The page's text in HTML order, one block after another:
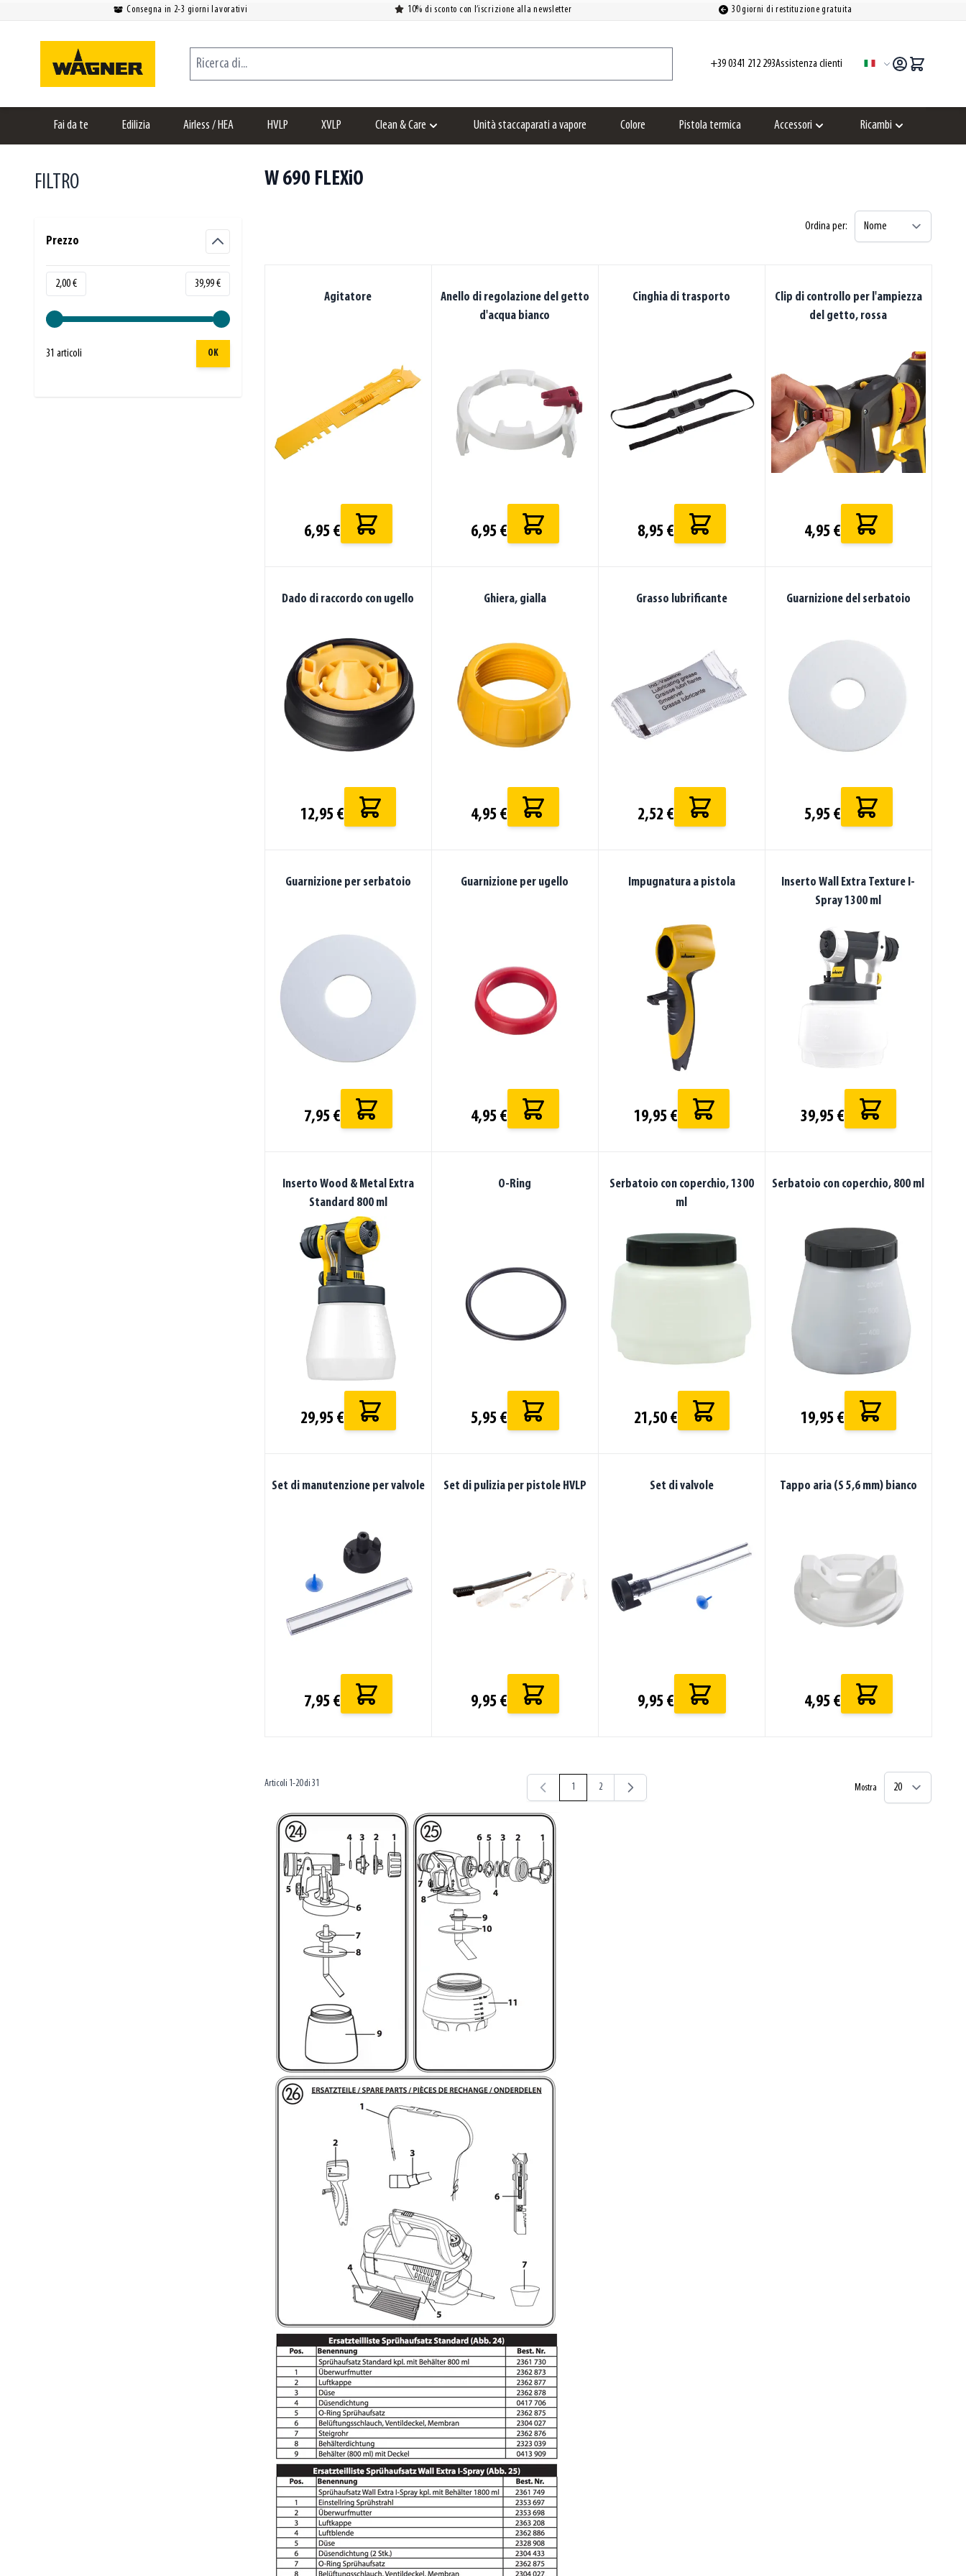
Consegna in 2-3 giorni lavorativi 10% di sconto con l’iscrizione alla newsletter 30 giorni di restituzione gratuita
Ricerca di...
+39 0341 212 293 Assistenza clienti Lingua
Fai da te Edilizia Airless / HEA HVLP XVLP Clean & Care Unità staccaparati a vapore Colore Pistola termica Accessori Ricambi
FILTRO
Prezzo
Minimum value
2,00 € Valore massimo
39,99 €
31 articoli OK
W 690 FLEXiO
Ordina per:
Agitatore
6,95 €
Anello di regolazione del getto
d'acqua bianco
6,95 €
Cinghia di trasporto
8,95 €
Clip di controllo per l'ampiezza
del getto, rossa
4,95 €
Dado di raccordo con ugello
12,95 €
Ghiera, gialla
4,95 €
Grasso lubrificante
2,52 €
Guarnizione del serbatoio
5,95 €
Guarnizione per serbatoio
7,95 €
Guarnizione per ugello
4,95 €
Impugnatura a pistola
19,95 €
Inserto Wall Extra Texture I-
Spray 1300 ml
39,95 €
Inserto Wood & Metal Extra
Standard 800 ml
29,95 €
O-Ring
5,95 €
Serbatoio con coperchio, 1300
ml
21,50 €
Serbatoio con coperchio, 800 ml
19,95 €
Set di manutenzione per valvole
7,95 €
Set di pulizia per pistole HVLP
9,95 €
Set di valvole
9,95 €
Tappo aria (S 5,6 mm) bianco
4,95 €
Articoli 1-20di 31
Attualmente stai leggendo la pagina
1
Pagina
2 Mostra